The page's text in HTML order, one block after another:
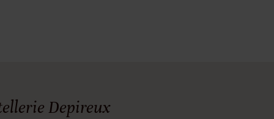
Depireux